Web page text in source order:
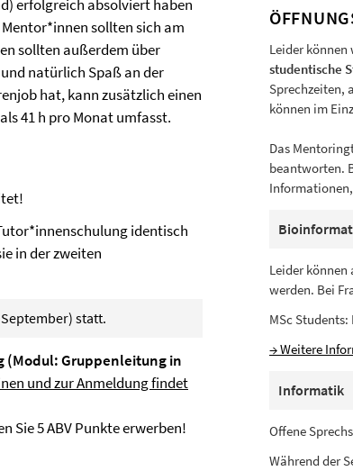
erfolgreich absolviert haben
sollten sich am
sollten außerdem über
natürlich Spaß an der
hat, kann zusätzlich einen
41 h pro Monat umfasst.
identisch
in der zweiten
September) statt.
(Modul: Gruppenleitung in
und zur Anmeldung findet
Sie 5 ABV Punkte erwerben!
Leider können
studentische
Sprechzeiten,
können im
Das
beantworten.
Leider
werden. Bei
MSc
→ Weitere
Informatik
Offene
Während der